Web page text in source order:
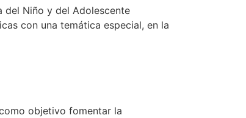
del Niño y del Adolescente
con una temática especial, en la
objetivo fomentar la